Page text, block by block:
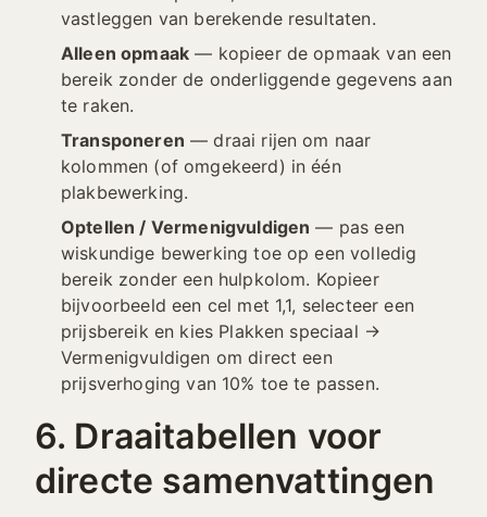
vastleggen van berekende resultaten.
Alleen opmaak — kopieer de opmaak van een
bereik zonder de onderliggende gegevens aan
te raken.
Transponeren — draai rijen om naar
kolommen (of omgekeerd) in één
plakbewerking.
Optellen / Vermenigvuldigen — pas een
wiskundige bewerking toe op een volledig
bereik zonder een hulpkolom. Kopieer
bijvoorbeeld een cel met 1,1, selecteer een
prijsbereik en kies Plakken speciaal →
Vermenigvuldigen om direct een
prijsverhoging van 10% toe te passen.
6. Draaitabellen voor
directe samenvattingen